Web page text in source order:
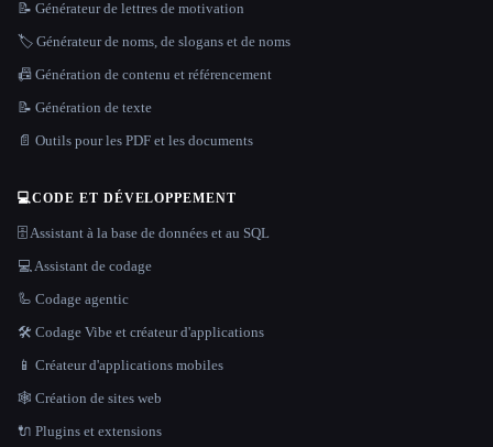
📝 Générateur de lettres de motivation
🏷️ Générateur de noms, de slogans et de noms
📠 Génération de contenu et référencement
📝 Génération de texte
📄 Outils pour les PDF et les documents
💻CODE ET DÉVELOPPEMENT
🗄️ Assistant à la base de données et au SQL
💻 Assistant de codage
🦾 Codage agentic
🛠️ Codage Vibe et créateur d'applications
📱 Créateur d'applications mobiles
🕸 Création de sites web
🔌 Plugins et extensions